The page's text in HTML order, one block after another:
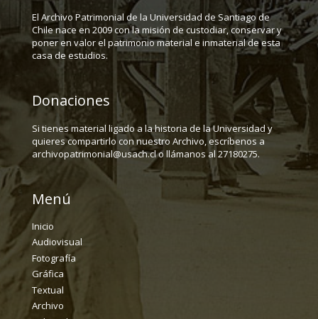
El Archivo Patrimonial de la Universidad de Santiago de
Chile nace en 2009 con la misión de custodiar, conservar y
poner en valor el patrimonio material e inmaterial de esta
casa de estudios.
Donaciones
Si tienes material ligado a la historia de la Universidad y
quieres compartirlo con nuestro Archivo, escríbenos a
archivopatrimonial@usach.cl o llámanos al 27180275.
Menú
Inicio
Audiovisual
Fotografía
Gráfica
Textual
Archivo